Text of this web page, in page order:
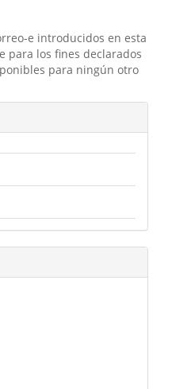
e introducidos en esta
para los fines declarados
para ningún otro